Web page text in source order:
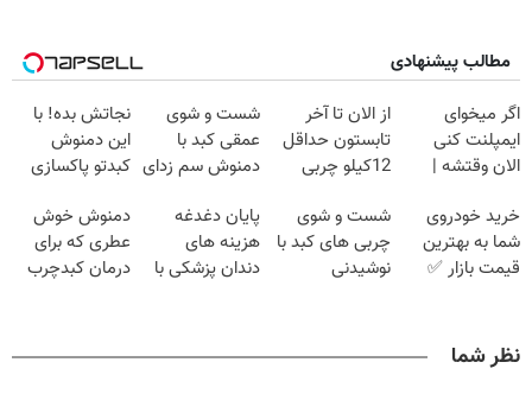
مطالب پیشنهادی
اگر میخوای
ایمپلنت کنی
الان وقتشه |
میلیون تومان!!!
از الان تا آخر
تابستون حداقل
12کیلو چربی
شست و شوی
عمقی کبد با
دمنوش سم زدای
نجاتش بده! با
این دمنوش
کبدتو پاکسازی
مرجوعی
خرید خودروی
شما به بهترین
قیمت بازار ✅
شست و شوی
چربی های کبد با
نوشیدنی
پایان دغدغه
هزینه های
دندان پزشکی با
دمنوش خوش
عطری که برای
درمان کبدچرب
نظر شما